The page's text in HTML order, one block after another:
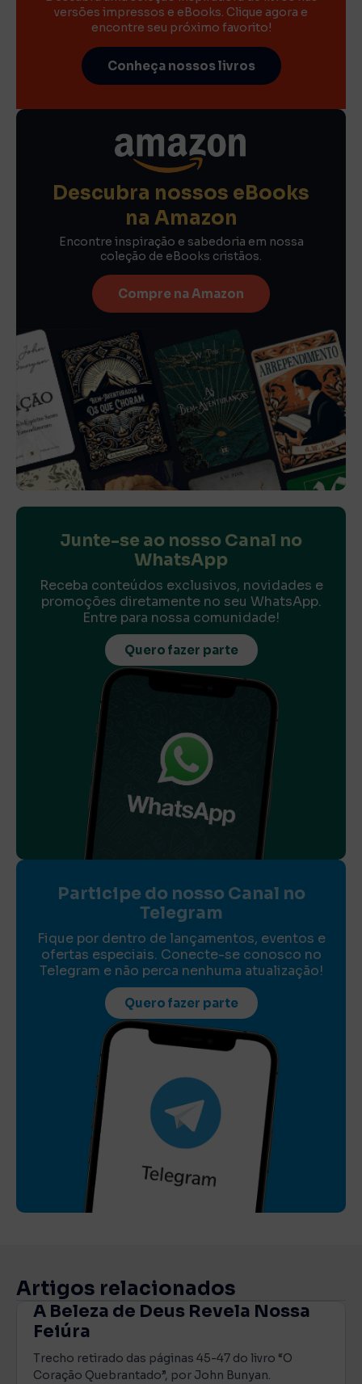
versões impressos e eBooks. Clique agora e
encontre seu próximo favorito!
Conheça nossos livros
Descubra nossos eBooks
na Amazon
Encontre inspiração e sabedoria em nossa
coleção de eBooks cristãos.
Compre na Amazon
Junte-se ao nosso Canal no
WhatsApp
Receba conteúdos exclusivos, novidades e
promoções diretamente no seu WhatsApp.
Entre para nossa comunidade!
Quero fazer parte
Participe do nosso Canal no
Telegram
Fique por dentro de lançamentos, eventos e
ofertas especiais. Conecte-se conosco no
Telegram e não perca nenhuma atualização!
Quero fazer parte
Artigos relacionados
A Beleza de Deus Revela Nossa
Feiúra
Trecho retirado das páginas 45-47 do livro “O
Coração Quebrantado”, por John Bunyan.